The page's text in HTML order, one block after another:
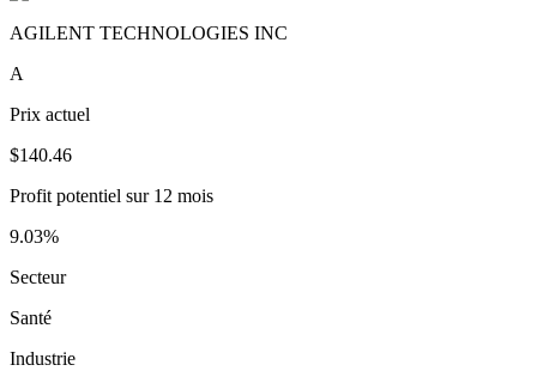
AGILENT TECHNOLOGIES INC
A
Prix actuel
$140.46
Profit potentiel sur 12 mois
9.03%
Secteur
Santé
Industrie